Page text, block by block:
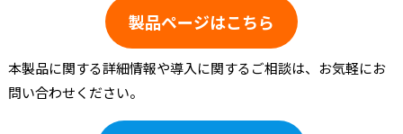
製品ページはこちら
本製品に関する詳細情報や導入に関するご相談は、お気軽にお
問い合わせください。